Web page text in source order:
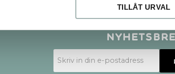
TILLÅT URVAL